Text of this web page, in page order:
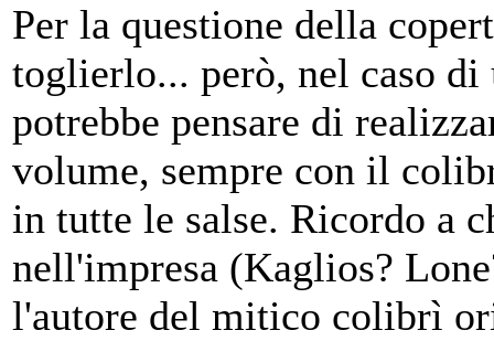
Per la questione della
toglierlo... però, nel caso di
potrebbe pensare di
volume, sempre con il
in tutte le salse. Ricordo a
nell'impresa (Kaglios?
l'autore del mitico colibrì